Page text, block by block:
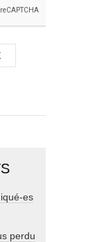
es
perdu